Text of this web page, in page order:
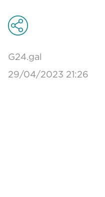
G24.gal
29/04/2023 21:26